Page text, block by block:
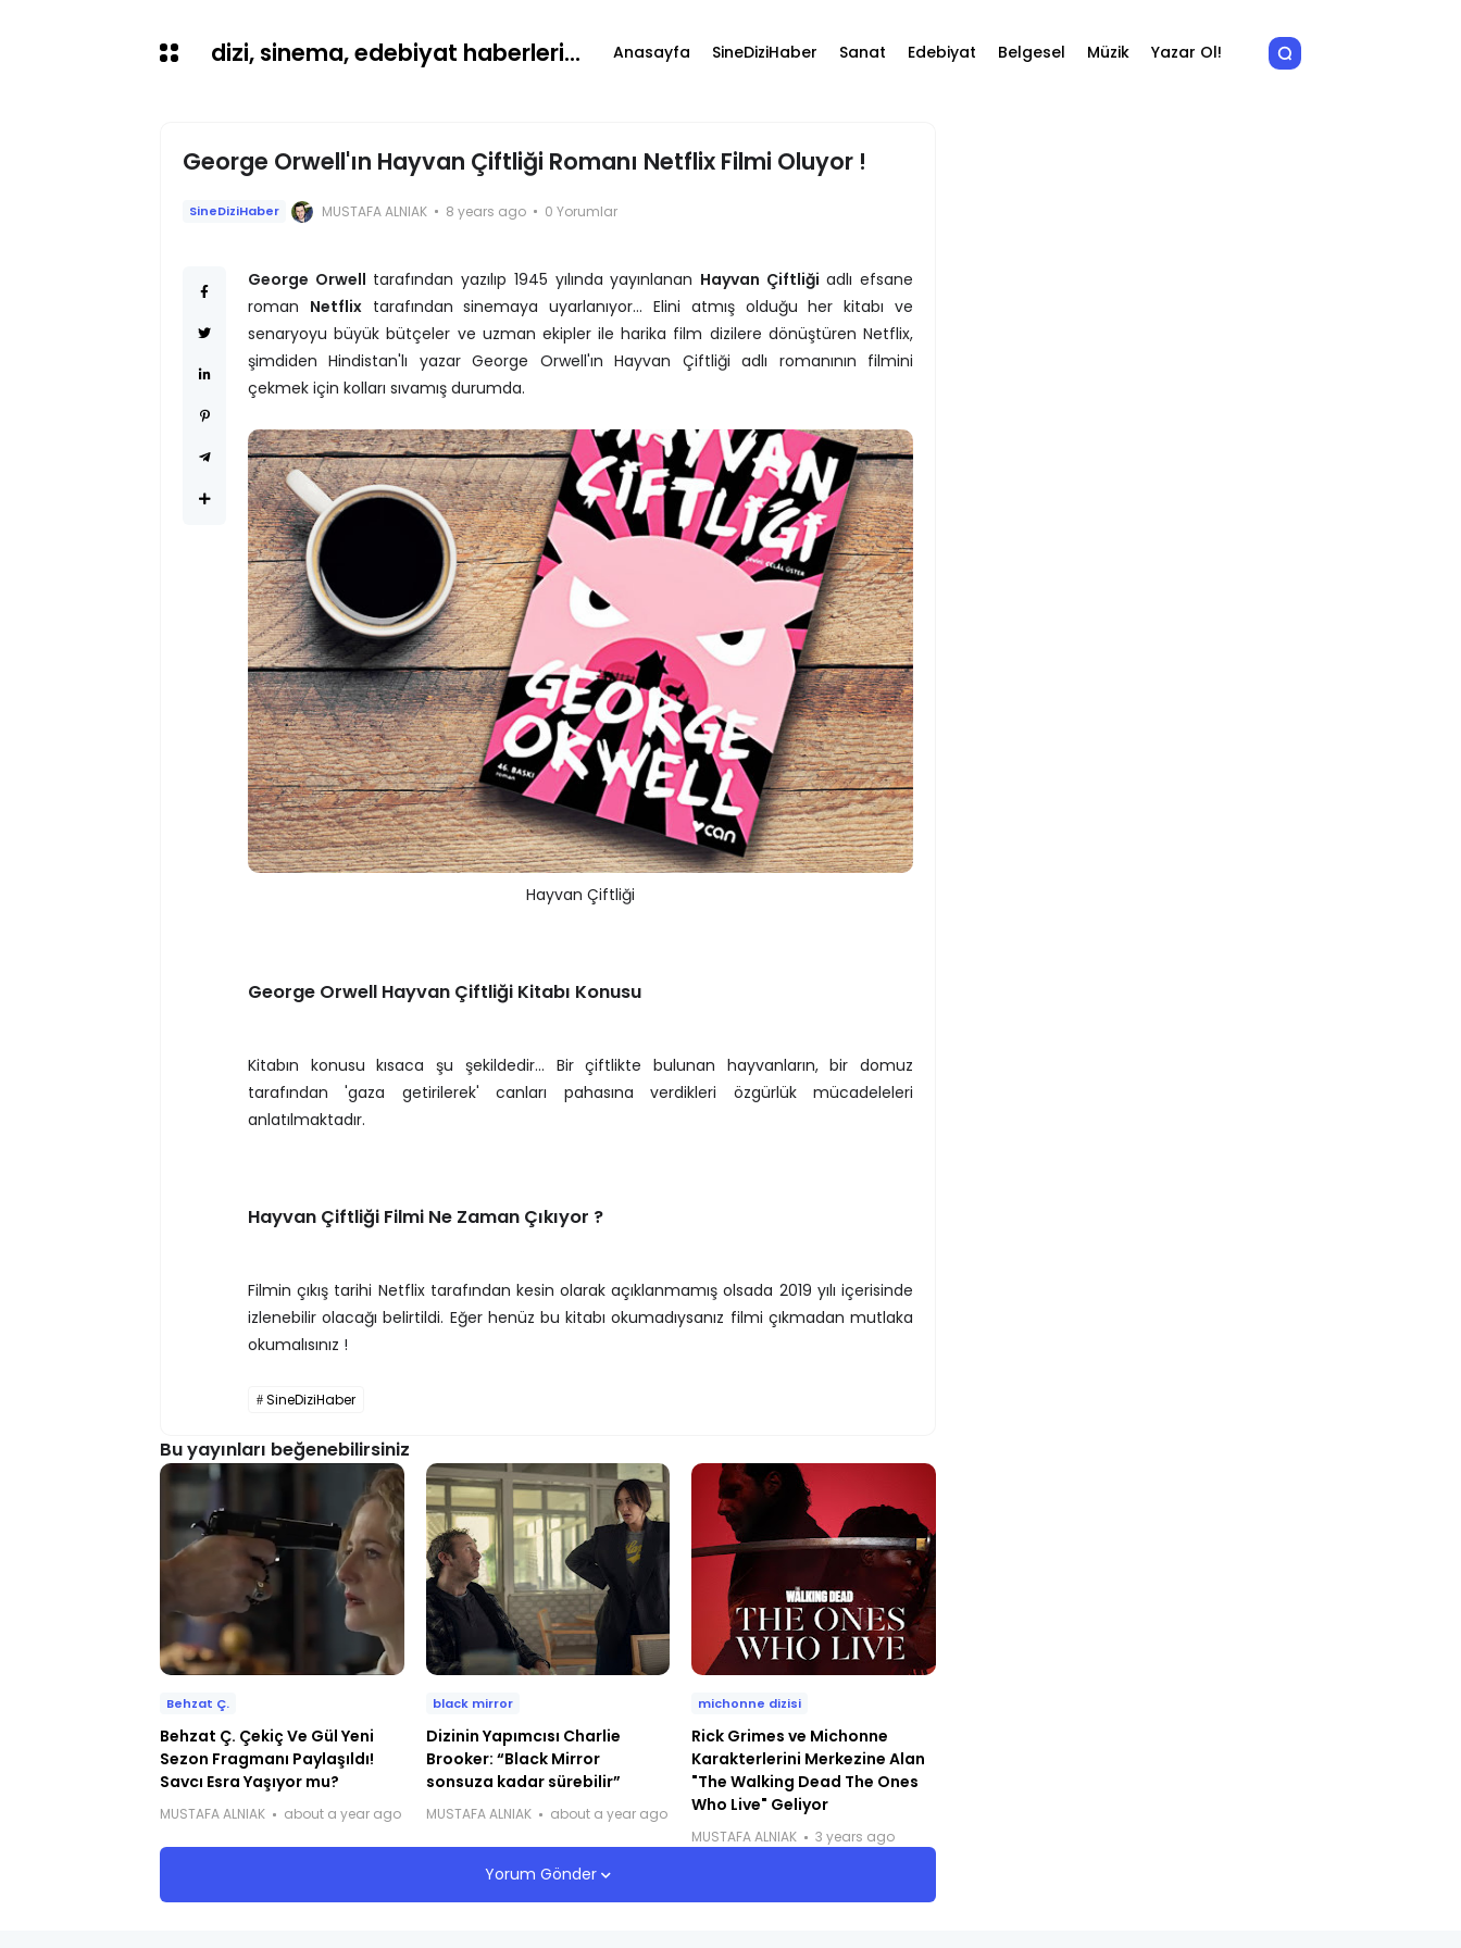
dizi, sinema, edebiyat haberleri... Anasayfa SineDiziHaber Sanat Edebiyat Belgesel Müzik Yazar Ol!
George Orwell'ın Hayvan Çiftliği Romanı Netflix Filmi Oluyor !
SineDiziHaber MUSTAFA ALNIAK 8 years ago 0 Yorumlar
George Orwell tarafından yazılıp 1945 yılında yayınlanan Hayvan Çiftliği adlı efsane
roman Netflixtarafından sinemaya uyarlanıyor... Elini atmış olduğu her kitabı ve
senaryoyu büyük bütçeler ve uzman ekipler ile harika film dizilere dönüştüren Netflix,
şimdiden Hindistan'lı yazar George Orwell'ın Hayvan Çiftliği adlı romanının filmini
çekmek için kolları sıvamış durumda.
Hayvan Çiftliği
George Orwell Hayvan Çiftliği Kitabı Konusu
Kitabın konusu kısaca şu şekildedir... Bir çiftlikte bulunan hayvanların, bir domuz
tarafından 'gaza getirilerek' canları pahasına verdikleri özgürlük mücadeleleri
anlatılmaktadır.
Hayvan Çiftliği Filmi Ne Zaman Çıkıyor ?
Filmin çıkış tarihi Netflix tarafından kesin olarak açıklanmamış olsada 2019 yılı içerisinde
izlenebilir olacağı belirtildi. Eğer henüz bu kitabı okumadıysanız filmi çıkmadan mutlaka
okumalısınız !
SineDiziHaber
Bu yayınları beğenebilirsiniz
Behzat Ç.
Behzat Ç. Çekiç Ve Gül Yeni
Sezon Fragmanı Paylaşıldı!
Savcı Esra Yaşıyor mu?
MUSTAFA ALNIAK about a year ago
black mirror
Dizinin Yapımcısı Charlie
Brooker: “Black Mirror
sonsuza kadar sürebilir”
MUSTAFA ALNIAK about a year ago
michonne dizisi
Rick Grimes ve Michonne
Karakterlerini Merkezine Alan
"The Walking Dead The Ones
Who Live" Geliyor
MUSTAFA ALNIAK 3 years ago
Yorum Gönder